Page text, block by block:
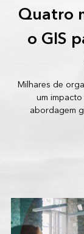
Quatro
o GIS
Milhares de
um
abordagem